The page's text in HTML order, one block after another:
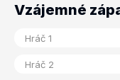
Vzájemné